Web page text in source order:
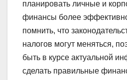
планировать личные и
финансы более
помнить, что
налогов могут меняться,
быть в курсе актуальной
сделать правильные